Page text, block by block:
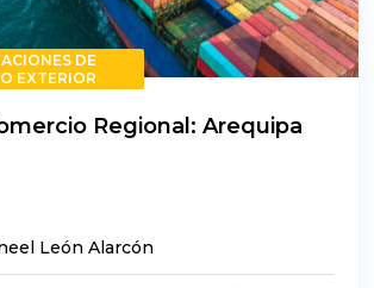
DE
EXTERIOR
Regional: Arequipa
León Alarcón